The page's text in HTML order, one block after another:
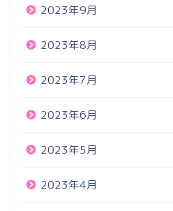
2023年9月
2023年8月
2023年7月
2023年6月
2023年5月
2023年4月